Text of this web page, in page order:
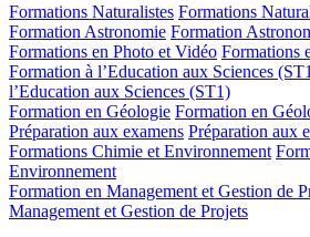
Formations Naturalistes Formations
Formation Astronomie Formation
Formations en Photo et Vidéo Formations
Formation à l’Education aux Sciences
l’Education aux Sciences (ST1)
Formation en Géologie Formation en
Préparation aux examens Préparation aux
Formations Chimie et Environnement
Environnement
Formation en Management et Gestion de
Management et Gestion de Projets